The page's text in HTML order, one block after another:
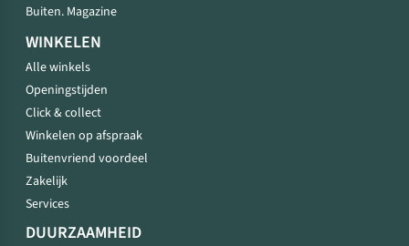
Buiten. Magazine
WINKELEN
Alle winkels
Openingstijden
Click & collect
Winkelen op afspraak
Buitenvriend voordeel
Zakelijk
Services
DUURZAAMHEID